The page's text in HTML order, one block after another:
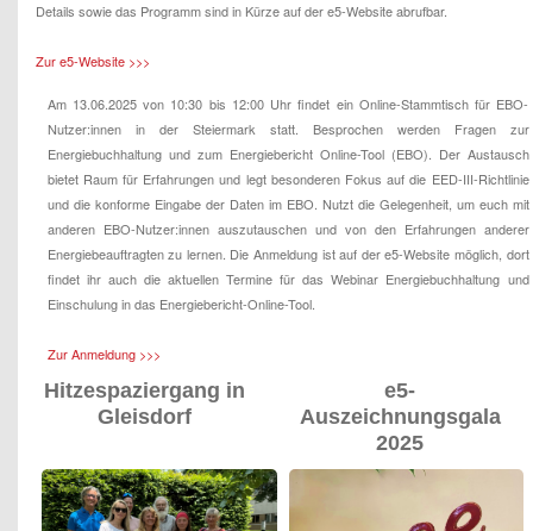
Details sowie das Programm sind in Kürze auf der e5-Website abrufbar.
Zur e5-Website >>>
Am 13.06.2025 von 10:30 bis 12:00 Uhr findet ein Online-Stammtisch für EBO-
Nutzer:innen in der Steiermark statt. Besprochen werden Fragen zur
Energiebuchhaltung und zum Energiebericht Online-Tool (EBO). Der Austausch
bietet Raum für Erfahrungen und legt besonderen Fokus auf die EED-III-Richtlinie
und die konforme Eingabe der Daten im EBO. Nutzt die Gelegenheit, um euch mit
anderen EBO-Nutzer:innen auszutauschen und von den Erfahrungen anderer
Energiebeauftragten zu lernen. Die Anmeldung ist auf der e5-Website möglich, dort
findet ihr auch die aktuellen Termine für das Webinar Energiebuchhaltung und
Einschulung in das Energiebericht-Online-Tool.
Zur Anmeldung >>>
Hitzespaziergang in
Gleisdorf
e5-
Auszeichnungsgala
2025